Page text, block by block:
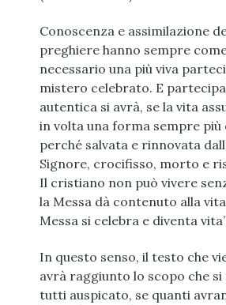
Conoscenza e assimilazione
preghiere hanno sempre
necessario una più viva
mistero celebrato. E
autentica si avrà, se la vita
in volta una forma sempre più
perché salvata e rinnovata
Signore, crocifisso, morto e
Il cristiano non può vivere
la Messa dà contenuto alla
Messa si celebra e diventa
In questo senso, il testo che
avrà raggiunto lo scopo che
tutti auspicato, se quanti